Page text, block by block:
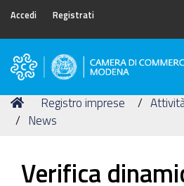
Accedi Registrati
Camera
Commercio
di
Tu
sei
Home
Registro imprese
News
Verifica